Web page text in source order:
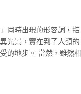
同時出現的形容詞，指
光景，實在到了人類的
的地步。 當然，雖然相